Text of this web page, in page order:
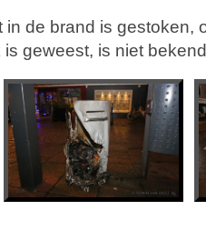
de brand is gestoken,
geweest, is niet